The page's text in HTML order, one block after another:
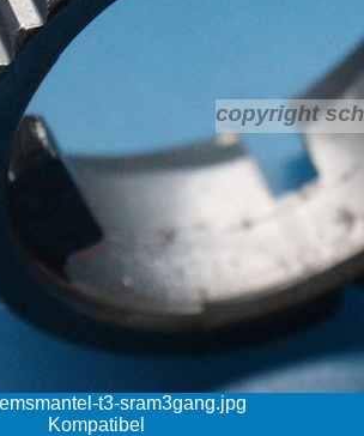
t3-sram3gang.jpg
Kompatibel